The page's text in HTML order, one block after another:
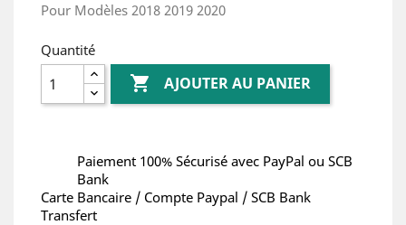
Pour Modèles 2018 2019 2020
Quantité
 AJOUTER AU PANIER
Paiement 100% Sécurisé avec PayPal ou SCB
Bank
Carte Bancaire / Compte Paypal / SCB Bank
Transfert